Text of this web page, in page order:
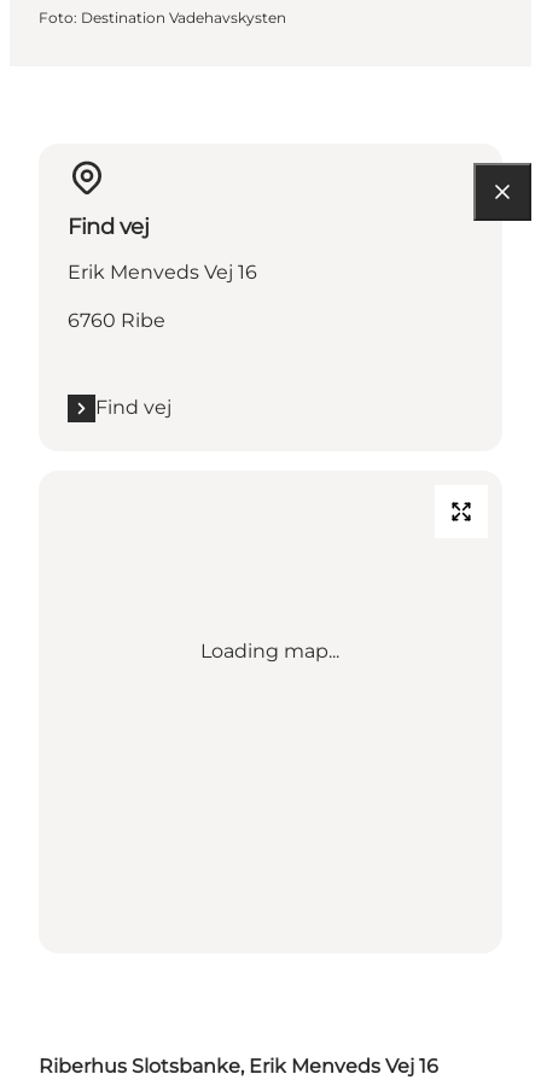
Foto: Destination Vadehavskysten
Find vej
Erik Menveds Vej 16
6760 Ribe
Find vej
Loading map...
Riberhus Slotsbanke, Erik Menveds Vej 16